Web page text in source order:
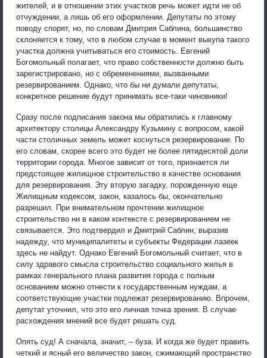
жителей, и в отношении этих участков речь может идти не об
отчуждении, а лишь об его оформлении. Депутаты по этому
поводу спорят, но, по словам Дмитрия Саблина, большинство
склоняется к тому, что в любом случае в момент выкупа такого
участка должна учитываться его стоимость. Евгений
Богомольный полагает, что право собственности должно быть
зарегистрировано, но с обременениями, вызванными
резервированием. Однако, что бы ни думали депутаты,
конкретное решение будут принимать все-таки чиновники!
Сразу после подписания закона мы обратились к главному
архитектору столицы Александру Кузьмину с вопросом, какой
части столичных земель может коснуться резервирование. По
его словам, скорее всего это будет не более пятидесятой доли
территории города. Многое зависит от того, признается ли
предстоящее жилищное строительство в качестве основания
для резервирования. Эту вторую загадку, порожденную еще
Жилищным кодексом, закон, казалось бы, окончательно
разрешил. При внимательном прочтении жилищное
строительство ни в каком контексте с резервированием не
связывается. Это подтвердил и Дмитрий Саблин, выразив
надежду, что муниципалитеты и субъекты Федерации лазеек
здесь не найдут. Однако Евгений Богомольный считает, что в
силу здравого смысла строительство социального жилья в
рамках генерального плана развития города с полным
основанием можно отнести к государственным нуждам, а
соответствующие участки подлежат резервированию. Впрочем,
депутат уточнил, что это его личная точка зрения. В случае
расхождения мнений все будет решать суд.
Опять суд! А сначала, значит, – буза. И когда же будет править
четкий и ясный его величество закон, сжимающий пространство